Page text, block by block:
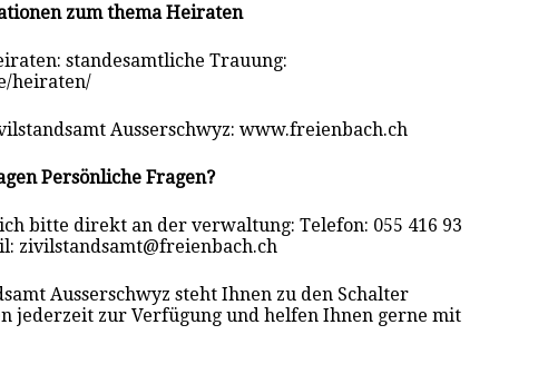
zum thema Heiraten
standesamtliche Trauung:
heiraten/
Ausserschwyz: www.freienbach.ch
Persönliche Fragen?
bitte direkt an der verwaltung: Telefon: 055 416 93
zivilstandsamt@freienbach.ch
Ausserschwyz steht Ihnen zu den Schalter
jederzeit zur Verfügung und helfen Ihnen gerne mit